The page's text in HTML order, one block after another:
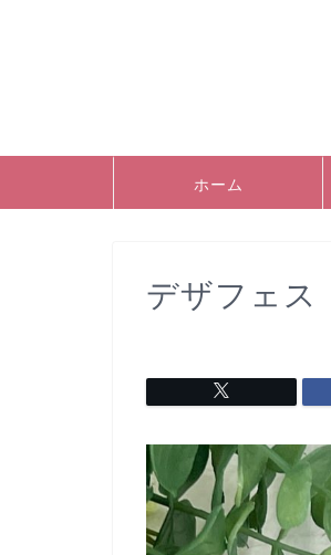
ホーム
デザフェ